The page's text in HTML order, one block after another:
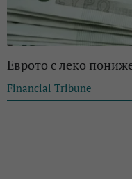
Еврото с леко
Financial Tribune